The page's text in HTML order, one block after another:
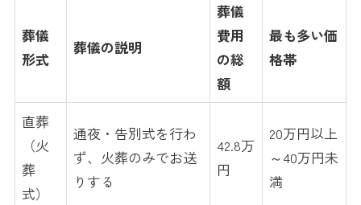
葬儀
形式
葬儀の説明
葬儀
費用
の総
額
最も多い価
格帯
直葬
（火
葬
式）
通夜・告別式を行わ
ず、火葬のみでお送
りする
42.8万
円
20万円以上
～40万円未
満